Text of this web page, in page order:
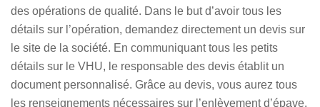
des opérations de qualité. Dans le but d’avoir tous les
détails sur l’opération, demandez directement un devis sur
le site de la société. En communiquant tous les petits
détails sur le VHU, le responsable des devis établit un
document personnalisé. Grâce au devis, vous aurez tous
les renseignements nécessaires sur l’enlèvement d’épave.